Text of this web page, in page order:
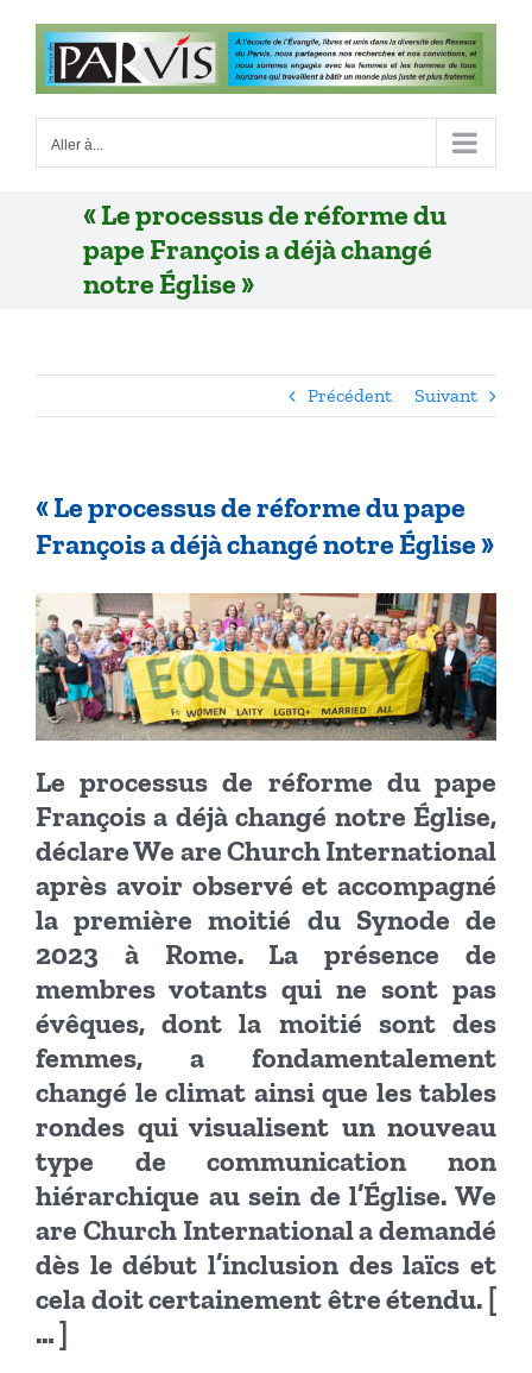
contenu
Aller à...
« Le processus de réforme du
pape François a déjà changé
notre Église »
Précédent Suivant
« Le processus de réforme du pape
François a déjà changé notre Église »
Le processus de réforme du pape
François a déjà changé notre Église,
déclare We are Church International
après avoir observé et accompagné
la première moitié du Synode de
2023 à Rome. La présence de
membres votants qui ne sont pas
évêques, dont la moitié sont des
femmes, a fondamentalement
changé le climat ainsi que les tables
rondes qui visualisent un nouveau
type de communication non
hiérarchique au sein de l’Église. We
are Church International a demandé
dès le début l’inclusion des laïcs et
cela doit certainement être étendu. [
… ]